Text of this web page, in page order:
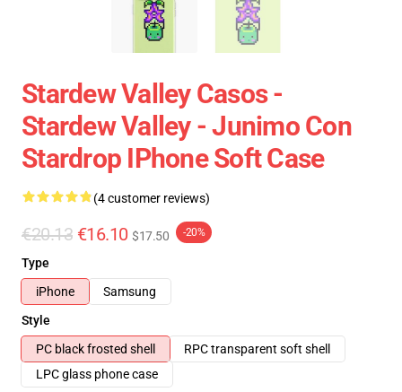
Stardew Valley Casos -
Stardew Valley - Junimo Con
Stardrop IPhone Soft Case
(4 customer reviews)
€20.13 €16.10 $17.50 -20%
Type
iPhone
Samsung
Style
PC black frosted shell
RPC transparent soft shell
LPC glass phone case